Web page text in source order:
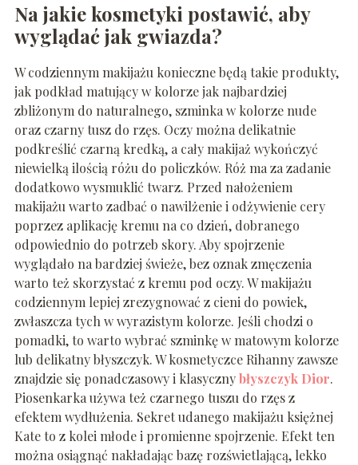
Na jakie kosmetyki postawić, aby
wyglądać jak gwiazda?
W codziennym makijażu konieczne będą takie produkty,
jak podkład matujący w kolorze jak najbardziej
zbliżonym do naturalnego, szminka w kolorze nude
oraz czarny tusz do rzęs. Oczy można delikatnie
podkreślić czarną kredką, a cały makijaż wykończyć
niewielką ilością różu do policzków. Róż ma za zadanie
dodatkowo wysmuklić twarz. Przed nałożeniem
makijażu warto zadbać o nawilżenie i odżywienie cery
poprzez aplikację kremu na co dzień, dobranego
odpowiednio do potrzeb skory. Aby spojrzenie
wyglądało na bardziej świeże, bez oznak zmęczenia
warto też skorzystać z kremu pod oczy. W makijażu
codziennym lepiej zrezygnować z cieni do powiek,
zwłaszcza tych w wyrazistym kolorze. Jeśli chodzi o
pomadki, to warto wybrać szminkę w matowym kolorze
lub delikatny błyszczyk. W kosmetyczce Rihanny zawsze
znajdzie się ponadczasowy i klasycznybłyszczyk Dior.
Piosenkarka używa też czarnego tuszu do rzęs z
efektem wydłużenia. Sekret udanego makijażu księżnej
Kate to z kolei młode i promienne spojrzenie. Efekt ten
można osiągnąć nakładając bazę rozświetlającą, lekko